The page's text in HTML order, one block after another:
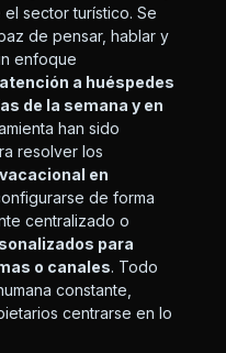
sector turístico. Se
de pensar, hablar y
enfoque
atención a huéspedes
de la semana y en
han sido
resolver los
en
de forma
centralizado o
para
o canales. Todo
constante,
centrarse en lo